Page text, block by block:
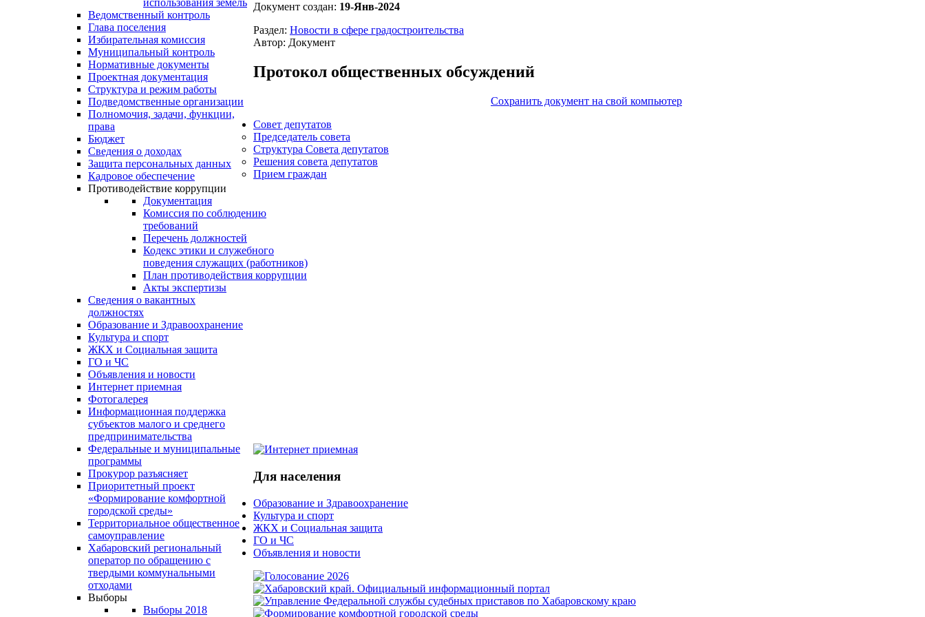
использования земель
Ведомственный контроль
Глава поселения
Избирательная комиссия
Муниципальный контроль
Нормативные документы
Проектная документация
Структура и режим работы
Подведомственные организации
Полномочия, задачи, функции,
права
Бюджет
Сведения о доходах
Защита персональных данных
Кадровое обеспечение
Противодействие коррупции
Документация
Комиссия по соблюдению
требований
Перечень должностей
Кодекс этики и служебного
поведения служащих (работников)
План противодействия коррупции
Акты экспертизы
Сведения о вакантных
должностях
Образование и Здравоохранение
Культура и спорт
ЖКХ и Социальная защита
ГО и ЧС
Объявления и новости
Интернет приемная
Фотогалерея
Информационная поддержка
субъектов малого и среднего
предпринимательства
Федеральные и муниципальные
программы
Прокурор разъясняет
Приоритетный проект
«Формирование комфортной
городской среды»
Территориальное общественное
самоуправление
Хабаровский региональный
оператор по обращению с
твердыми коммунальными
отходами
Выборы
Выборы 2018
Документ создан: 19-Янв-2024
Раздел: Новости в сфере градостроительства
Автор: Документ
Протокол общественных обсуждений
Сохранить документ на свой компьютер
Совет депутатов
Председатель совета
Структура Совета депутатов
Решения совета депутатов
Прием граждан
Для населения
Образование и Здравоохранение
Культура и спорт
ЖКХ и Социальная защита
ГО и ЧС
Объявления и новости